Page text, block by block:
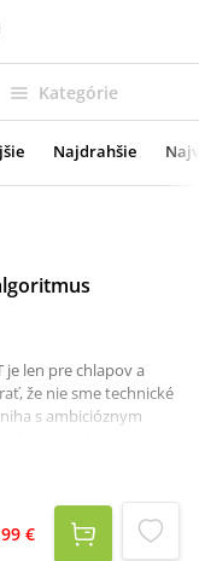
Kategórie
Najdrahšie
len pre chlapov a
že nie sme technické
s ambicióznym
množstvo
a praktických rád, ako
sveta dostať aj bez
€